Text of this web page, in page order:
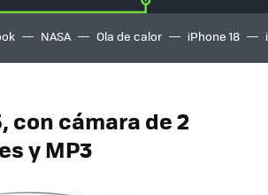
NASA Ola de calor iPhone 18
con cámara de 2
y MP3